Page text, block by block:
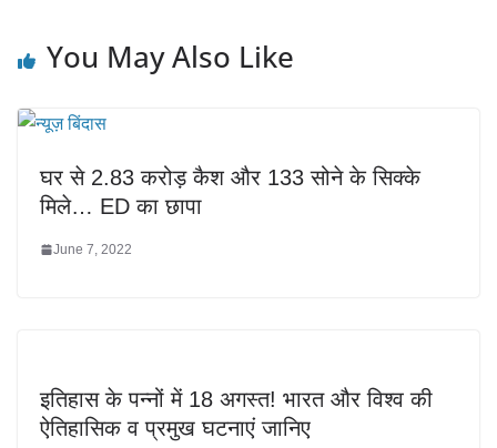
You May Also Like
घर से 2.83 करोड़ कैश और 133 सोने के सिक्के
मिले… ED का छापा
June 7, 2022
इतिहास के पन्नों में 18 अगस्त! भारत और विश्व की
ऐतिहासिक व प्रमुख घटनाएं जानिए